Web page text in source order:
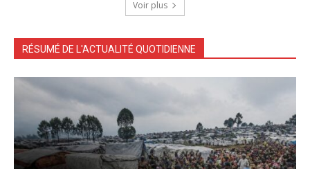
Voir plus
RÉSUMÉ DE L'ACTUALITÉ QUOTIDIENNE